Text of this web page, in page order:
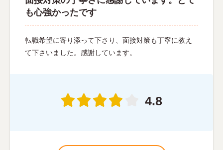
も心強かったです
転職希望に寄り添って下さり、面接対策も丁寧に教え
て下さいました。感謝しています。
4.8